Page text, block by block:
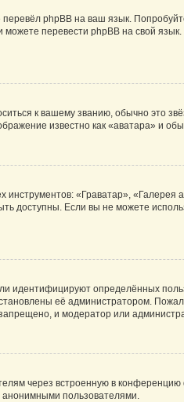
phpBB на ваш язык.
можете перевести phpBB на свой
к вашему званию, обычно это
известно как «аватара» и
«Граватар»,
доступны. Если вы не можете
определённых
её администратором.
и модератор или
через встроенную в
анонимными пользователями.